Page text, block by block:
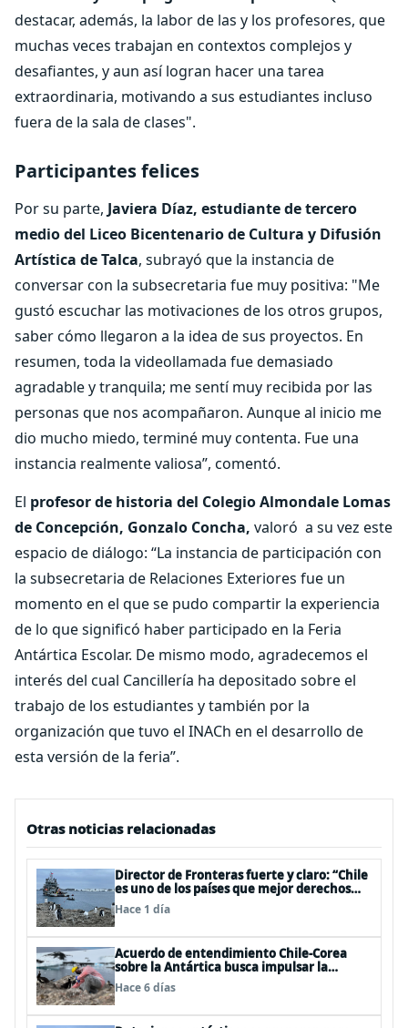
destacar, además, la labor de las y los profesores, que
muchas veces trabajan en contextos complejos y
desafiantes, y aun así logran hacer una tarea
extraordinaria, motivando a sus estudiantes incluso
fuera de la sala de clases".
Participantes felices
Por su parte, Javiera Díaz, estudiante de tercero
medio del Liceo Bicentenario de Cultura y Difusión
Artística de Talca, subrayó que la instancia de
conversar con la subsecretaria fue muy positiva: "Me
gustó escuchar las motivaciones de los otros grupos,
saber cómo llegaron a la idea de sus proyectos. En
resumen, toda la videollamada fue demasiado
agradable y tranquila; me sentí muy recibida por las
personas que nos acompañaron. Aunque al inicio me
dio mucho miedo, terminé muy contenta. Fue una
instancia realmente valiosa”, comentó.
El profesor de historia del Colegio Almondale Lomas
de Concepción, Gonzalo Concha, valoró a su vez este
espacio de diálogo: “La instancia de participación con
la subsecretaria de Relaciones Exteriores fue un
momento en el que se pudo compartir la experiencia
de lo que significó haber participado en la Feria
Antártica Escolar. De mismo modo, agradecemos el
interés del cual Cancillería ha depositado sobre el
trabajo de los estudiantes y también por la
organización que tuvo el INACh en el desarrollo de
esta versión de la feria”.
Otras noticias relacionadas
Director de Fronteras fuerte y claro: “Chile
es uno de los países que mejor derechos
tiene para sustentar una reclamación de
territorio antártico”
Hace 1 día
Acuerdo de entendimiento Chile-Corea
sobre la Antártica busca impulsar la
investigación científica
Hace 6 días